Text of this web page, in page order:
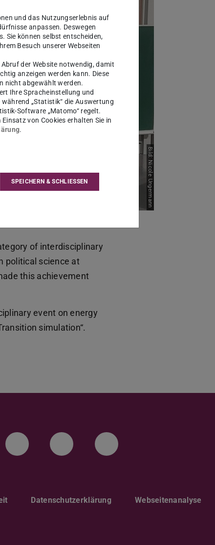
Bild: Nicole Ungermann
of interdisciplinary
political science at
this achievement
event on energy
simulation“.
der TU Darmstadt
Kanal der TU Darmstadt
Bluesky-Kanal der TU Darmstadt
Facebook-Seite der TU
YouTube-Kanal
Datenschutzerklärung Webseitenanalyse
und das Nutzungserlebnis auf
anpassen. Deswegen
Sie können selbst entscheiden,
Besuch unserer Webseiten
der Website notwendig, damit
anzeigen werden kann. Diese
nicht abgewählt werden.
Ihre Spracheinstellung und
„Statistik“ die Auswertung
Software „Matomo“ regelt.
von Cookies erhalten Sie in
.
SPEICHERN & SCHLIESSEN